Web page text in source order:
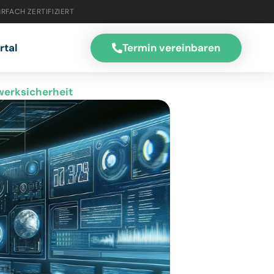
ZERTIFIZIERT
Termin vereinbaren